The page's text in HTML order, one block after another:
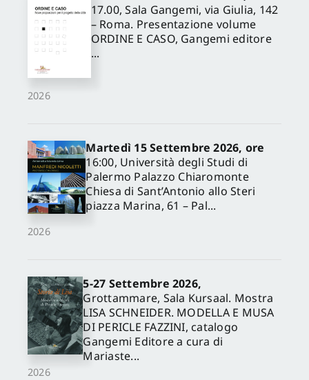
2026
17.00, Sala Gangemi, via Giulia, 142
– Roma. Presentazione volume
ORDINE E CASO, Gangemi editore
...
2026
Martedì 15 Settembre 2026, ore
16:00, Università degli Studi di
Palermo Palazzo Chiaromonte
Chiesa di Sant’Antonio allo Steri
piazza Marina, 61 – Pal...
2026
5-27 Settembre 2026,
Grottammare, Sala Kursaal. Mostra
LISA SCHNEIDER. MODELLA E MUSA
DI PERICLE FAZZINI, catalogo
Gangemi Editore a cura di
Mariaste...